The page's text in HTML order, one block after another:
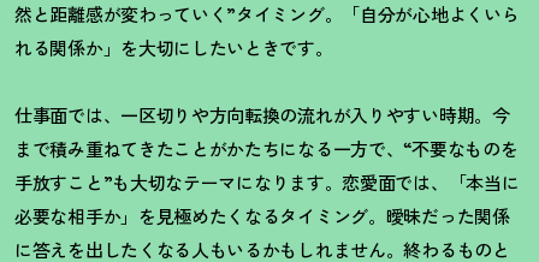
然と距離感が変わっていく”タイミング。「自分が心地よくいら
れる関係か」を大切にしたいときです。
仕事面では、一区切りや方向転換の流れが入りやすい時期。今
まで積み重ねてきたことがかたちになる一方で、“不要なものを
手放すこと”も大切なテーマになります。恋愛面では、「本当に
必要な相手か」を見極めたくなるタイミング。曖昧だった関係
に答えを出したくなる人もいるかもしれません。終わるものと